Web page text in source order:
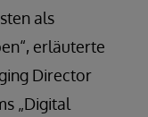
als
erläuterte
Director
„Digital